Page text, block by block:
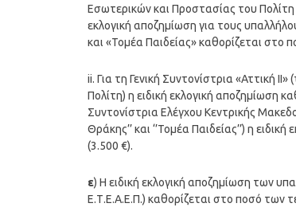
Εσωτερικών και Προστασίας του
εκλογική αποζημίωση για τους
και «Τομέα Παιδείας» καθορίζεται στο
ii. Για τη Γενική Συντονίστρια «Αττική
Πολίτη) η ειδική εκλογική αποζημίωση
Συντονίστρια Ελέγχου Κεντρικής
Θράκης’’ και ‘’Τομέα Παιδείας’’) η
(3.500 €).
ε) Η ειδική εκλογική αποζημίωση των
Ε.Τ.Ε.Α.Ε.Π.) καθορίζεται στο ποσό των